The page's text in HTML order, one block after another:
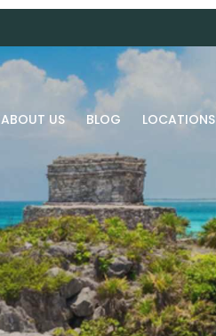
ABOUT US BLOG LOCATIONS